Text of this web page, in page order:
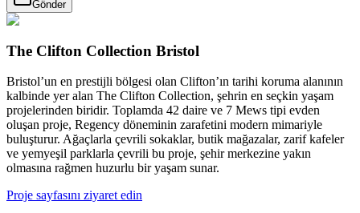
Gönder
The Clifton Collection Bristol
Bristol’un en prestijli bölgesi olan Clifton’ın tarihi koruma alanının
kalbinde yer alan The Clifton Collection, şehrin en seçkin yaşam
projelerinden biridir. Toplamda 42 daire ve 7 Mews tipi evden
oluşan proje, Regency döneminin zarafetini modern mimariyle
buluşturur. Ağaçlarla çevrili sokaklar, butik mağazalar, zarif kafeler
ve yemyeşil parklarla çevrili bu proje, şehir merkezine yakın
olmasına rağmen huzurlu bir yaşam sunar.
Proje sayfasını ziyaret edin